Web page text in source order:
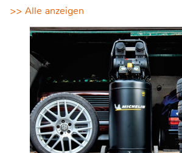
>> Alle anzeigen